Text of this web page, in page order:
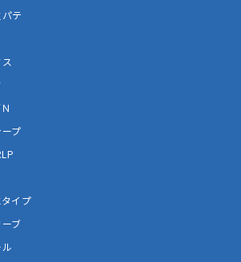
テ
プ
イプ
ブ